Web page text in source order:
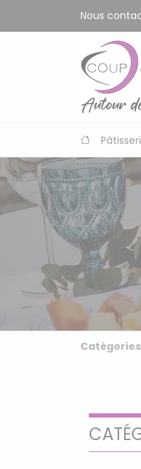
Nous
Catégories
Panneau de gestion des